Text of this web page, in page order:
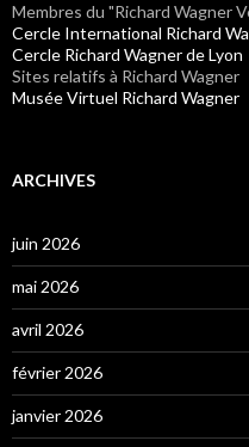
Membres du "Richard Wagner
Cercle International Richard
Cercle Richard Wagner de Lyon
Sites relatifs à Richard Wagner
Musée Virtuel Richard Wagner
ARCHIVES
juin 2026
mai 2026
avril 2026
février 2026
janvier 2026